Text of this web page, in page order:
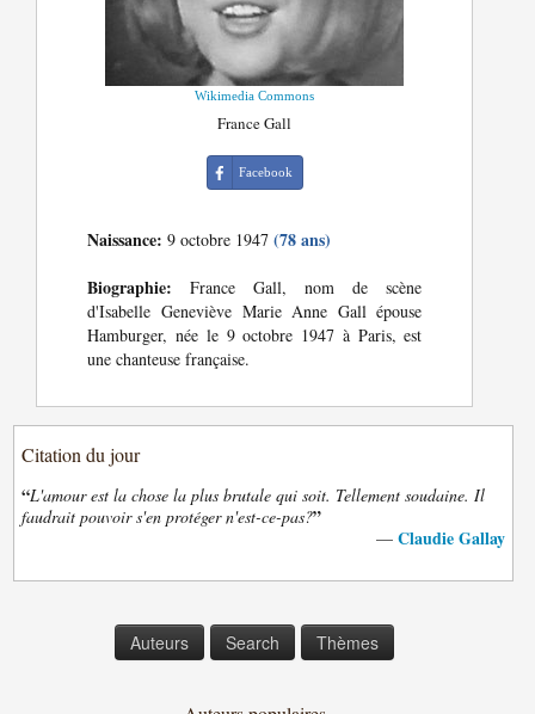
Wikimedia Commons
France Gall
Facebook
Naissance: 9 octobre 1947(78 ans)
Biographie: France Gall, nom de scène
d'Isabelle Geneviève Marie Anne Gall épouse
Hamburger, née le 9 octobre 1947 à Paris, est
une chanteuse française.
Citation du jour
“L'amour est la chose la plus brutale qui soit. Tellement soudaine. Il
faudrait pouvoir s'en protéger n'est-ce-pas?”
— Claudie Gallay
Auteurs Search Thèmes